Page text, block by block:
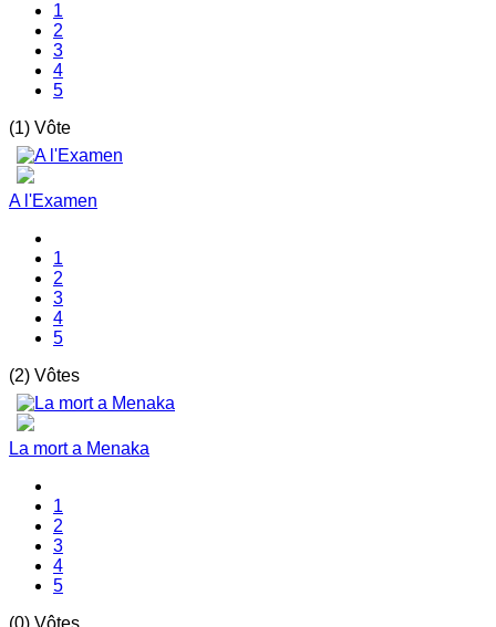
1
2
3
4
5
(1) Vôte
A l'Examen
1
2
3
4
5
(2) Vôtes
La mort a Menaka
1
2
3
4
5